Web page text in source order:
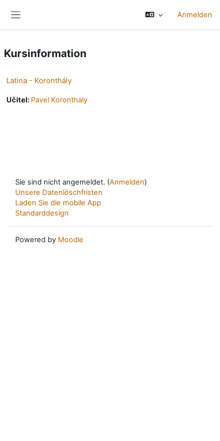
Anmelden
Kursinformation
Latina - Koronthály
Učitel: Pavel Koronthaly
Sie sind nicht angemeldet. (Anmelden)
Unsere Datenlöschfristen
Laden Sie die mobile App
Standarddesign
Powered by Moodle